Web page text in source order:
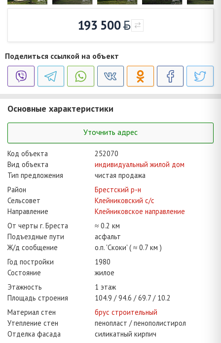
193 500
Поделиться ссылкой на объект
Основные характеристики
Уточнить адрес
Код объекта
252070
Вид объекта
индивидуальный жилой дом
Тип предложения
чистая продажа
Район
Брестский р-н
Сельсовет
Клейниковский с/с
Направление
Клейниковское направление
От черты г. Бреста
≈ 0.2 км
Подъездные пути
асфальт
Ж/д сообщение
о.п. 'Скоки' ( ≈ 0.7 км )
Год постройки
1980
Состояние
жилое
Этажность
1 этаж
Площадь строения
104.9 94.6 69.7
10.2
Материал стен
брус строительный
Утепление стен
пенопласт / пенополистирол
Отделка фасада
силикатный кирпич